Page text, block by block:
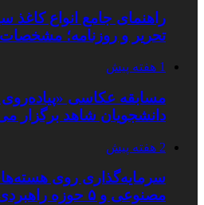
راهنمای جامع انواع کاغذ
تحریر و روزنامه؛
1 هفته پیش
مسابقه عکاسی «پیاده‌روی
دانشجویان شاهد برگزار
2 هفته پیش
سرمایه‌گذاری روی
مصنوعی و ۵ حوزه راهبردی کشور